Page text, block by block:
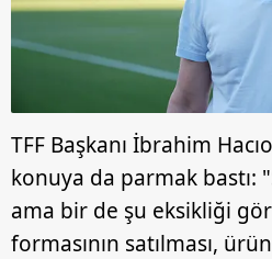
TFF Başkanı İbrahim
konuya da parmak bastı:
ama bir de şu eksikliği
formasının satılması,